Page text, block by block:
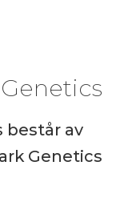
består av
Genetics
HF,